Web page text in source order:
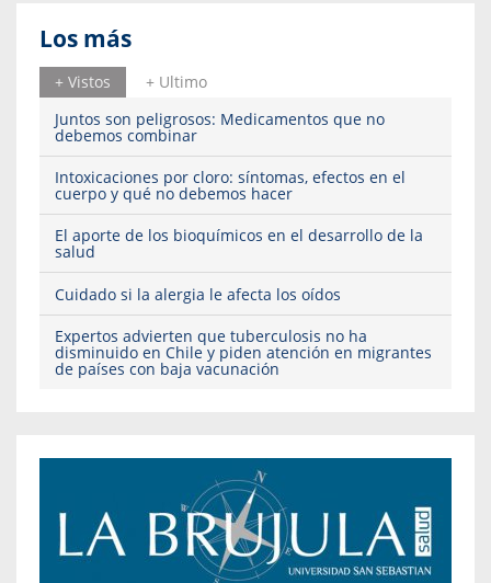
Los más
+ Vistos
+ Ultimo
Juntos son peligrosos: Medicamentos que no
debemos combinar
Intoxicaciones por cloro: síntomas, efectos en el
cuerpo y qué no debemos hacer
El aporte de los bioquímicos en el desarrollo de la
salud
Cuidado si la alergia le afecta los oídos
Expertos advierten que tuberculosis no ha
disminuido en Chile y piden atención en migrantes
de países con baja vacunación